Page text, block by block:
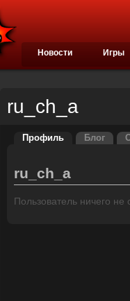
Новости Игры
ru_ch_a
Профиль Блог
ru_ch_a
Пользователь ничего